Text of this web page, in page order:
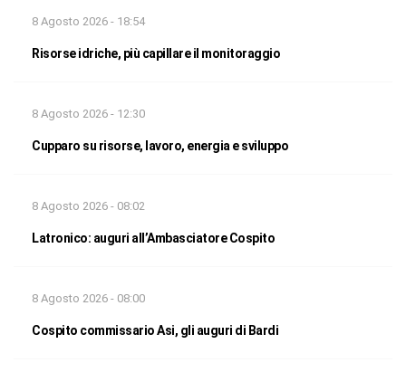
8 Agosto 2026 - 18:54
Risorse idriche, più capillare il monitoraggio
8 Agosto 2026 - 12:30
Cupparo su risorse, lavoro, energia e sviluppo
8 Agosto 2026 - 08:02
Latronico: auguri all’Ambasciatore Cospito
8 Agosto 2026 - 08:00
Cospito commissario Asi, gli auguri di Bardi